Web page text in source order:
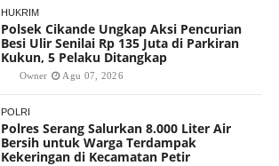
HUKRIM
Polsek Cikande Ungkap Aksi Pencurian
Besi Ulir Senilai Rp 135 Juta di Parkiran
Kukun, 5 Pelaku Ditangkap
Owner Agu 07, 2026
POLRI
Polres Serang Salurkan 8.000 Liter Air
Bersih untuk Warga Terdampak
Kekeringan di Kecamatan Petir